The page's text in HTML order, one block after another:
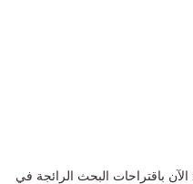
وسيحظى مستخدمو نظام التشغيل iOS الآن باقتراحات البحث الرائجة في